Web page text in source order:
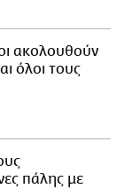
ακολουθούν
όλοι τους
πάλης με